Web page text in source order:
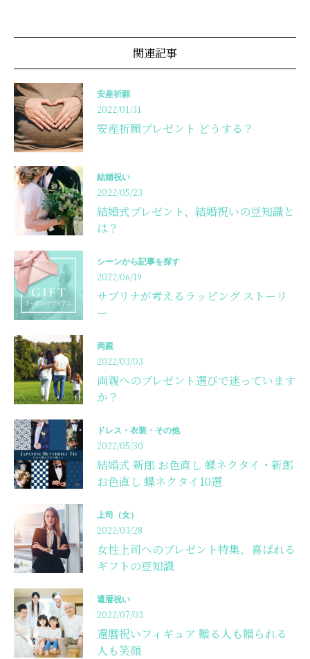
関連記事
安産祈願
2022/01/31
安産祈願プレゼント どうする？
結婚祝い
2022/05/23
結婚式プレゼント、結婚祝いの豆知識と
は？
シーンから記事を探す
2022/06/19
サブリナが考えるラッピング ストーリ
ー
両親
2022/03/03
両親へのプレゼント選びで迷っています
か？
ドレス・衣装・その他
2022/05/30
結婚式 新郎 お色直し 蝶ネクタイ・新郎
お色直し 蝶ネクタイ10選
上司（女）
2022/03/28
女性上司へのプレゼント特集、喜ばれる
ギフトの豆知識
還暦祝い
2022/07/03
還暦祝いフィギュア 贈る人も贈られる
人も笑顔